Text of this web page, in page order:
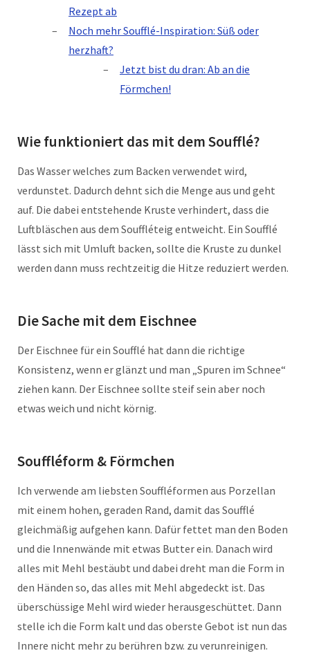
Rezept ab
Noch mehr Soufflé-Inspiration: Süß oder
herzhaft?
Jetzt bist du dran: Ab an die
Förmchen!
Wie funktioniert das mit dem Soufflé?
Das Wasser welches zum Backen verwendet wird,
verdunstet. Dadurch dehnt sich die Menge aus und geht
auf. Die dabei entstehende Kruste verhindert, dass die
Luftbläschen aus dem Souffléteig entweicht. Ein Soufflé
lässt sich mit Umluft backen, sollte die Kruste zu dunkel
werden dann muss rechtzeitig die Hitze reduziert werden.
Die Sache mit dem Eischnee
Der Eischnee für ein Soufflé hat dann die richtige
Konsistenz, wenn er glänzt und man „Spuren im Schnee“
ziehen kann. Der Eischnee sollte steif sein aber noch
etwas weich und nicht körnig.
Souffléform & Förmchen
Ich verwende am liebsten Souffléformen aus Porzellan
mit einem hohen, geraden Rand, damit das Soufflé
gleichmäßig aufgehen kann. Dafür fettet man den Boden
und die Innenwände mit etwas Butter ein. Danach wird
alles mit Mehl bestäubt und dabei dreht man die Form in
den Händen so, das alles mit Mehl abgedeckt ist. Das
überschüssige Mehl wird wieder herausgeschüttet. Dann
stelle ich die Form kalt und das oberste Gebot ist nun das
Innere nicht mehr zu berühren bzw. zu verunreinigen.